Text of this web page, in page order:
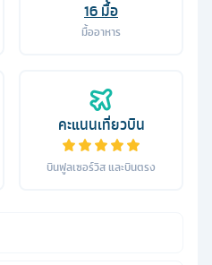
16มื้อ
มื้ออาหาร
คะแนนเที่ยวบิน
บินฟูลเซอร์วิส และบินตรง